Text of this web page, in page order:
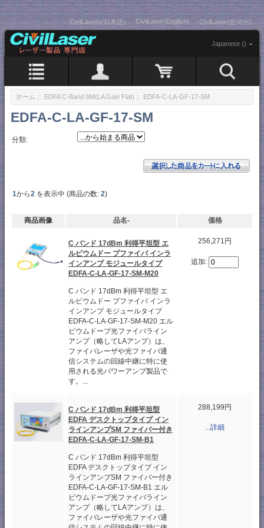
CivilLasers(日本語) CivilLaser(English) CivilLaser(한국어)
Japanese ()
ホーム :: EDFA C-Band SM(LA Gain Flat) :: EDFA-C-LA-GF-17-SM
EDFA-C-LA-GF-17-SM
分類:
1から2 を表示中 (商品の数: 2)
商品画像 品名- 価格
C バンド 17dBm 利得平坦型 エ
ルビウムドー プファイバ インラ
インアンプ モジュールタイプ
EDFA-C-LA-GF-17-SM-M20
C バンド 17dBm 利得平坦型 エ
ルビウムドー プファイバ インラ
インアンプ モジュールタイプ
EDFA-C-LA-GF-17-SM-M20 エル
ビウムドープ光ファイバライン
アンプ（略してLAアンプ）は、
ファイバレーザや光ファイバ通
信システムの回線中継に特に使
用される光パワーアンプ製品で
す。...
256,271円
追加:
C バンド 17dBm 利得平坦型
EDFA デスクトップタイプ イン
ラインアンプSM ファイバー付き
EDFA-C-LA-GF-17-SM-B1
C バンド 17dBm 利得平坦型
EDFA デスクトップタイプ イン
ラインアンプSM ファイバー付き
EDFA-C-LA-GF-17-SM-B1 エル
ビウムドープ光ファイバライン
アンプ（略してLAアンプ）は、
ファイバレーザや光ファイバ通
288,199円
...詳細